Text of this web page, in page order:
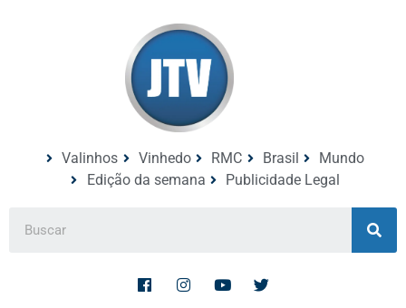
Valinhos Vinhedo RMC Brasil
Mundo
Edição da semana
Publicidade Legal